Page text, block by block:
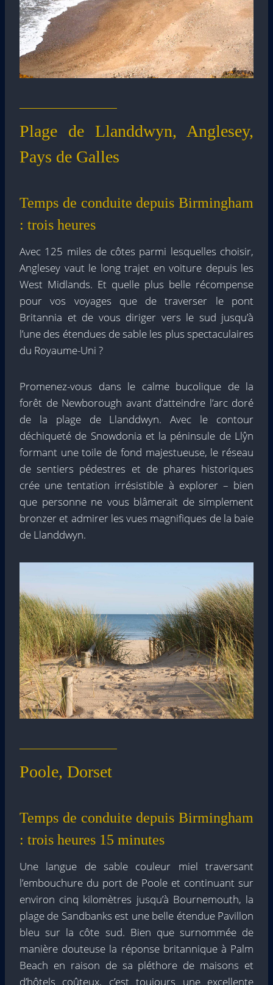
Plage de Llanddwyn, Anglesey,
Pays de Galles
Temps de conduite depuis Birmingham
: trois heures
Avec 125 miles de côtes parmi lesquelles choisir,
Anglesey vaut le long trajet en voiture depuis les
West Midlands. Et quelle plus belle récompense
pour vos voyages que de traverser le pont
Britannia et de vous diriger vers le sud jusqu’à
l’une des étendues de sable les plus spectaculaires
du Royaume-Uni ?
Promenez-vous dans le calme bucolique de la
forêt de Newborough avant d’atteindre l’arc doré
de la plage de Llanddwyn. Avec le contour
déchiqueté de Snowdonia et la péninsule de Llŷn
formant une toile de fond majestueuse, le réseau
de sentiers pédestres et de phares historiques
crée une tentation irrésistible à explorer – bien
que personne ne vous blâmerait de simplement
bronzer et admirer les vues magnifiques de la baie
de Llanddwyn.
Poole, Dorset
Temps de conduite depuis Birmingham
: trois heures 15 minutes
Une langue de sable couleur miel traversant
l’embouchure du port de Poole et continuant sur
environ cinq kilomètres jusqu’à Bournemouth, la
plage de Sandbanks est une belle étendue Pavillon
bleu sur la côte sud. Bien que surnommée de
manière douteuse la réponse britannique à Palm
Beach en raison de sa pléthore de maisons et
d’hôtels coûteux, c’est toujours une excellente